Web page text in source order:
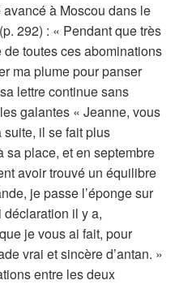
à Moscou dans le
292) : « Pendant que très
toutes ces abominations
ma plume pour panser
lettre continue sans
galantes « Jeanne, vous
il se fait plus
sa place, et en septembre
avoir trouvé un équilibre
je passe l’éponge sur
il y a,
je vous ai fait, pour
vrai et sincère d’antan. »
entre les deux